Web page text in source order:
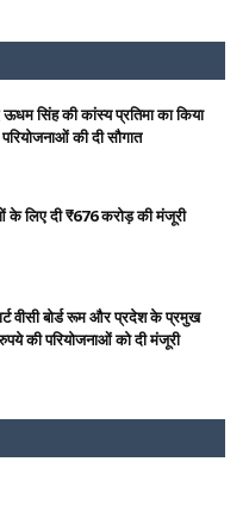
सिंह की कांस्य प्रतिमा का किया
की दी सौगात
के लिए दी ₹676 करोड़ की मंजूरी
वीसी बोर्ड रूम और प्रदेश के प्रमुख
की परियोजनाओं को दी मंजूरी